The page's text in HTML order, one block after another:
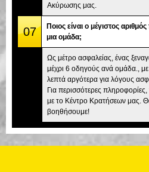
Ακύρωσης μας.
07
Ποιος είναι ο μέγιστος
μια ομάδα;
Ως μέτρο ασφαλείας, ένας
μέχρι 6 οδηγούς ανά ομάδα.,
λεπτά αργότερα για λόγους
Για περισσότερες
με το Κέντρο Κρατήσεων μας.
βοηθήσουμε!